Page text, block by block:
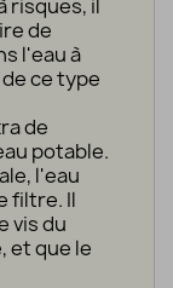
risques, il
de
l'eau à
ce type
de
potable.
l'eau
filtre. Il
vis du
et que le